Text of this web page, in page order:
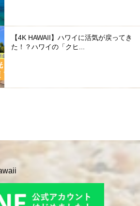
【4K HAWAII】ハワイに活気が戻ってき
た！？ハワイの「クヒ...